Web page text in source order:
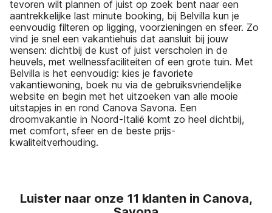
tevoren wilt plannen of juist op zoek bent naar een
aantrekkelijke last minute booking, bij Belvilla kun je
eenvoudig filteren op ligging, voorzieningen en sfeer. Zo
vind je snel een vakantiehuis dat aansluit bij jouw
wensen: dichtbij de kust of juist verscholen in de
heuvels, met wellnessfaciliteiten of een grote tuin. Met
Belvilla is het eenvoudig: kies je favoriete
vakantiewoning, boek nu via de gebruiksvriendelijke
website en begin met het uitzoeken van alle mooie
uitstapjes in en rond Canova Savona. Een
droomvakantie in Noord-Italië komt zo heel dichtbij,
met comfort, sfeer en de beste prijs-
kwaliteitverhouding.
Luister naar onze 11 klanten in Canova,